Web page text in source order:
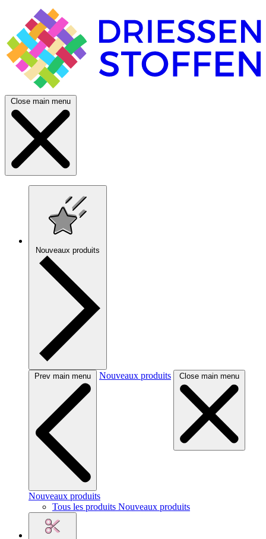
Close main menu
Nouveaux produits
Prev main menu Nouveaux produits Close main menu
Nouveaux produits
Tous les produits Nouveaux produits